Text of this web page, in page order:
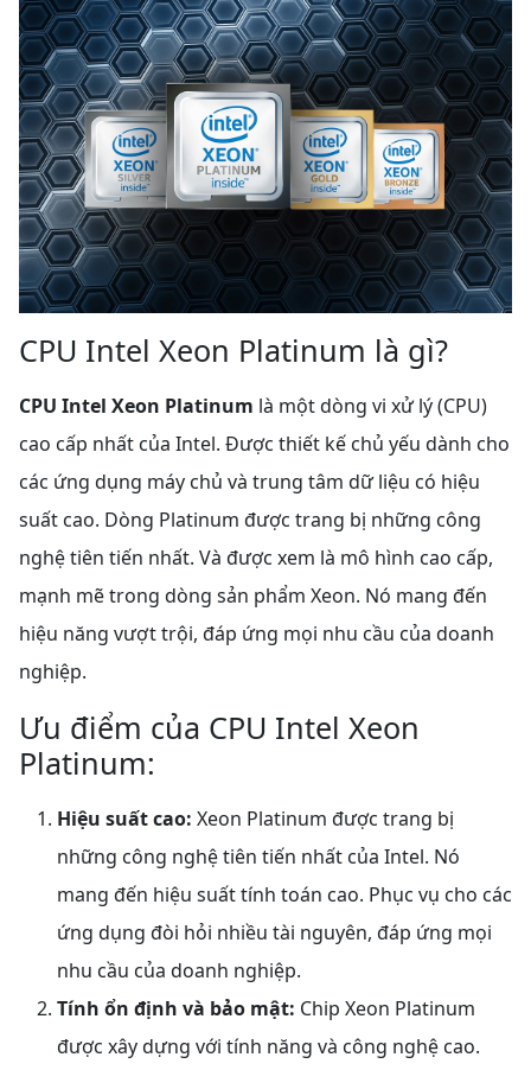
CPU Intel Xeon Platinum là gì?
CPU Intel Xeon Platinum là một dòng vi xử lý (CPU)
cao cấp nhất của Intel. Được thiết kế chủ yếu dành cho
các ứng dụng máy chủ và trung tâm dữ liệu có hiệu
suất cao. Dòng Platinum được trang bị những công
nghệ tiên tiến nhất. Và được xem là mô hình cao cấp,
mạnh mẽ trong dòng sản phẩm Xeon. Nó mang đến
hiệu năng vượt trội, đáp ứng mọi nhu cầu của doanh
nghiệp.
Ưu điểm của CPU Intel Xeon
Platinum:
Hiệu suất cao: Xeon Platinum được trang bị
những công nghệ tiên tiến nhất của Intel. Nó
mang đến hiệu suất tính toán cao. Phục vụ cho các
ứng dụng đòi hỏi nhiều tài nguyên, đáp ứng mọi
nhu cầu của doanh nghiệp.
Tính ổn định và bảo mật: Chip Xeon Platinum
được xây dựng với tính năng và công nghệ cao.